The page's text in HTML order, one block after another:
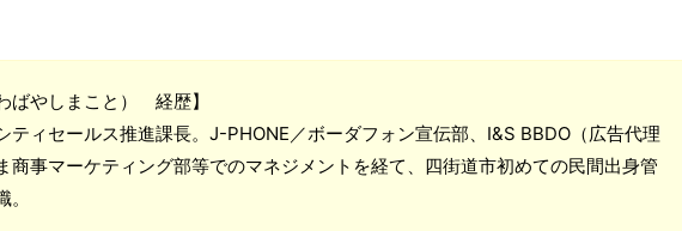
ばやしまこと） 経歴】
ティセールス推進課長。J-PHONE／ボーダフォン宣伝部、I&S BBDO（広告代理
商事マーケティング部等でのマネジメントを経て、四街道市初めての民間出身管